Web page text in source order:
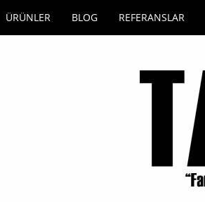
ÜRÜNLER BLOG REFERANSLAR